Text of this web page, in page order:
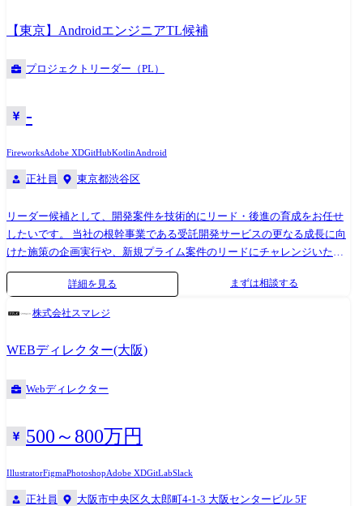
ネス支援業務データの加工やBIツールを活用した分析 ・分析軸に沿って
データを取り揃え、蓄積データのクレンジング ・データからインサイト
を発見し、事業計画やプロダクト改善への貢献 ・一連のインサイトを構
造化し、顧客折衝や改善提案 その他 変更の範囲:会社の定める業務へ配
【東京】AndroidエンジニアTL候補
プロジェクトリーダー（PL）
-
FireworksAdobe XDGitHubKotlinAndroid
正社員 東京都渋谷区
リーダー候補として、開発案件を技術的にリード・後進の育成をお任せ
したいです。 当社の根幹事業である受託開発サービスの更なる成長に向
けた施策の企画実行や、新規プライム案件のリードにチャレンジいただ
けるポジションです。 テックリードやプレイングマネージャーとしての
ロールを期待しています。 当社は案件ごとに7～15名ほどのチームを組
色んなポジションの方々と協働で開発を進めて働ける環境なので、切磋
琢磨し合いながらスキルを伸ばしていけます。 具体的な業務内容 ・要件
Androidエンジニアの採用面接 ・工数見積もり 過去の開発案件事例 ・マ
信アプリ「My Sunshine City」 ・多言語対応ヘルスケアサービス「WELL
ROOM」 ・中小企業の経営相談と専門家を派遣できるサービス「中小企
る」 ナショナルクライアント案件を中心に、多種多様な案件をいただい
詳細を見る まずは相談する
株式会社スマレジ
WEBディレクター(大阪)
Webディレクター
500～800万円
IllustratorFigmaPhotoshopAdobe XDGitLabSlack
正社員 大阪市中央区久太郎町4-1-3 大阪センタービル 5F